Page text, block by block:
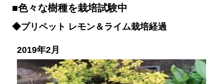
■色々な樹種を栽培試験中
◆プリペット レモン＆ライム栽培経過
2019年2月